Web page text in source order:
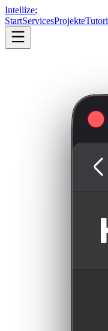
Intellize;
StartServicesProjekte